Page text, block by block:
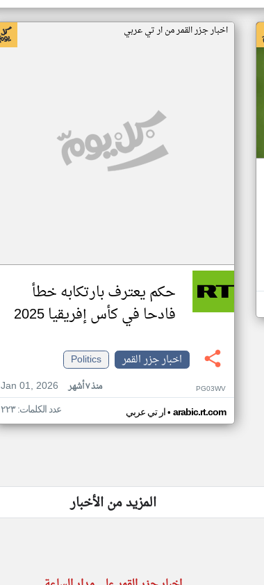
اخبار جزر القمر من ار تي عربي
حكم يعترف بارتكابه خطأ
فادحا في كأس إفريقيا 2025
اخبار جزر القمر
Politics
Jan 01, 2026
منذ ٧ أشهر PG03WV
ار تي عربي• arabic.rt.com عدد الكلمات: ٢٢٣
المزيد من الأخبار